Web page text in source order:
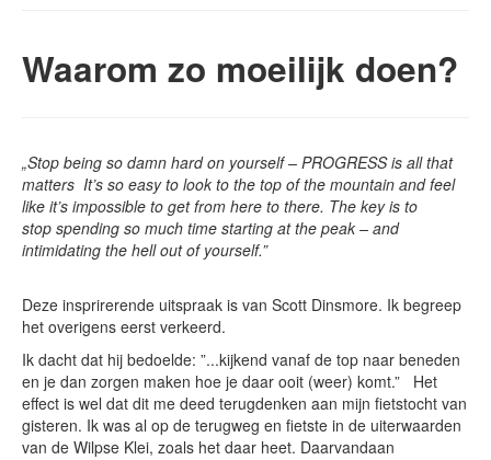
Waarom zo moeilijk doen?
„Stop being so damn hard on yourself – PROGRESS is all that
matters It’s so easy to look to the top of the mountain and feel
like it’s impossible to get from here to there. The key is to
stop spending so much time starting at the peak – and
intimidating the hell out of yourself.”
Deze insprirerende uitspraak is van Scott Dinsmore. Ik begreep
het overigens eerst verkeerd.
Ik dacht dat hij bedoelde: ”...kijkend vanaf de top naar beneden
en je dan zorgen maken hoe je daar ooit (weer) komt.” Het
effect is wel dat dit me deed terugdenken aan mijn fietstocht van
gisteren. Ik was al op de terugweg en fietste in de uiterwaarden
van de Wilpse Klei, zoals het daar heet. Daarvandaan